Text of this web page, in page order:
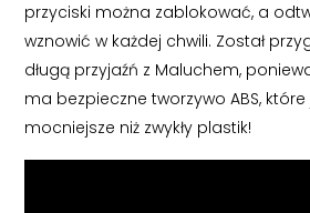
przyciski można zablokować, a
wznowić w każdej chwili. Został
długą przyjaźń z Maluchem,
ma bezpieczne tworzywo ABS,
mocniejsze niż zwykły plastik!